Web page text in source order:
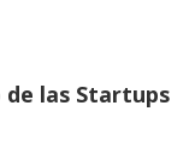
de las Startups